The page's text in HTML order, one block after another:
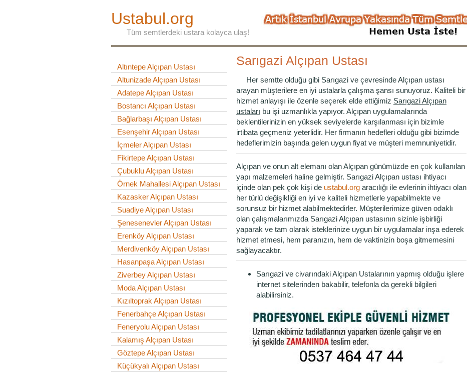
Ustabul.org
Tüm semtlerdeki ustara kolayca ulaş!
Altıntepe Alçıpan Ustası
Altunizade Alçıpan Ustası
Adatepe Alçıpan Ustası
Bostancı Alçıpan Ustası
Bağlarbaşı Alçıpan Ustası
Esenşehir Alçıpan Ustası
İçmeler Alçıpan Ustası
Fikirtepe Alçıpan Ustası
Çubuklu Alçıpan Ustası
Örnek Mahallesi Alçıpan Ustası
Kazasker Alçıpan Ustası
Suadiye Alçıpan Ustası
Şenesenevler Alçıpan Ustası
Erenköy Alçıpan Ustası
Merdivenköy Alçıpan Ustası
Hasanpaşa Alçıpan Ustası
Ziverbey Alçıpan Ustası
Moda Alçıpan Ustası
Kızıltoprak Alçıpan Ustası
Fenerbahçe Alçıpan Ustası
Feneryolu Alçıpan Ustası
Kalamış Alçıpan Ustası
Göztepe Alçıpan Ustası
Küçükyalı Alçıpan Ustası
Sarıgazi Alçıpan Ustası
Her semtte olduğu gibi Sarıgazi ve çevresinde Alçıpan ustası
arayan müşterilere en iyi ustalarla çalışma şansı sunuyoruz. Kaliteli bir
hizmet anlayışı ile özenle seçerek elde ettiğimiz Sarıgazi Alçıpan
ustaları bu işi uzmanlıkla yapıyor. Alçıpan uygulamalarında
beklentilerinizin en yüksek seviyelerde karşılanması için bizimle
irtibata geçmeniz yeterlidir. Her firmanın hedefleri olduğu gibi bizimde
hedeflerimizin başında gelen uygun fiyat ve müşteri memnuniyetidir.
Alçıpan ve onun alt elemanı olan Alçıpan günümüzde en çok kullanılan
yapı malzemeleri haline gelmiştir. Sarıgazi Alçıpan ustası ihtiyacı
içinde olan pek çok kişi de ustabul.org aracılığı ile evlerinin ihtiyacı olan
her türlü değişikliği en iyi ve kaliteli hizmetlerle yapabilmekte ve
sorunsuz bir hizmet alabilmektedirler. Müşterilerimize güven odaklı
olan çalışmalarımızda Sarıgazi Alçıpan ustasının sizinle işbirliği
yaparak ve tam olarak isteklerinize uygun bir uygulamalar inşa ederek
hizmet etmesi, hem paranızın, hem de vaktinizin boşa gitmemesini
sağlayacaktır.
Sarıgazi ve civarındaki Alçıpan Ustalarının yapmış olduğu işlere
internet sitelerinden bakabilir, telefonla da gerekli bilgileri
alabilirsiniz.